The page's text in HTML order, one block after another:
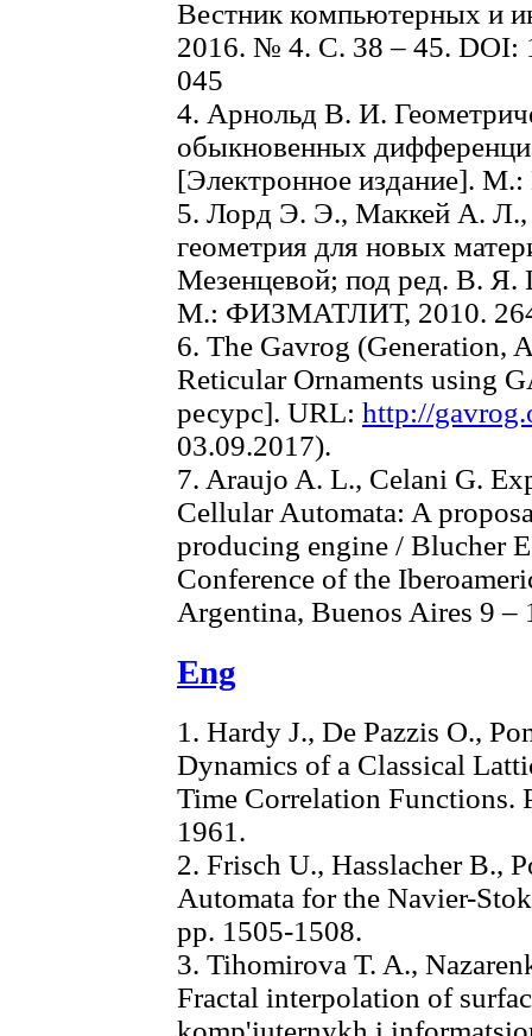
Вестник компьютерных и
2016. № 4. С. 38 – 45. DOI:
045
4. Арнольд В. И.
обыкновенных
[Электронное издание].
5. Лорд Э. Э., Маккей А. Л.,
геометрия для новых
Мезенцевой; под ред. В.
М.: ФИЗМАТЛИТ, 2010.
6. The Gavrog (Generation,
Reticular Ornaments using
ресурс]. URL: http://
03.09.2017).
7. Araujo A. L., Celani G.
Cellular Automata: A
producing engine / Blucher
Conference of the
Argentina, Buenos Aires 9 –
Eng
1. Hardy J., De Pazzis O.,
Dynamics of a Classical
Time Correlation Functions.
1961.
2. Frisch U., Hasslacher B.,
Automata for the Navier-
pp. 1505-1508.
3. Tihomirova T. A.,
Fractal interpolation of